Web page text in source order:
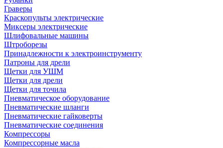
Граверы
Краскопульты электрические
Миксеры электрические
Шлифовальные машины
Штроборезы
Принадлежности к электроинструменту
Патроны для дрели
Щетки для УШМ
Щетки для дрели
Щетки для точила
Пневматическое оборудование
Пневматические шланги
Пневматические гайковерты
Пневматические соединения
Компрессоры
Компрессорные масла